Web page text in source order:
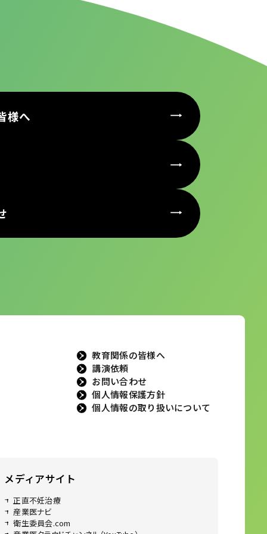
様へ
教育関係の皆様へ
講演依頼
お問い合わせ
個人情報保護方針
個人情報の取り扱いについて
メディアサイト
正直不妊治療
産業医ナビ
衛生委員会.com